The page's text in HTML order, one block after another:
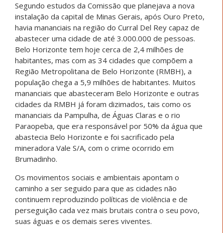
Segundo estudos da Comissão que planejava a nova
instalação da capital de Minas Gerais, após Ouro Preto,
havia mananciais na região do Curral Del Rey capaz de
abastecer uma cidade de até 3.000.000 de pessoas.
Belo Horizonte tem hoje cerca de 2,4 milhões de
habitantes, mas com as 34 cidades que compõem a
Região Metropolitana de Belo Horizonte (RMBH), a
população chega a 5,9 milhões de habitantes. Muitos
mananciais que abasteceram Belo Horizonte e outras
cidades da RMBH já foram dizimados, tais como os
mananciais da Pampulha, de Águas Claras e o rio
Paraopeba, que era responsável por 50% da água que
abastecia Belo Horizonte e foi sacrificado pela
mineradora Vale S/A, com o crime ocorrido em
Brumadinho.
Os movimentos sociais e ambientais apontam o
caminho a ser seguido para que as cidades não
continuem reproduzindo políticas de violência e de
perseguição cada vez mais brutais contra o seu povo,
suas águas e os demais seres viventes.